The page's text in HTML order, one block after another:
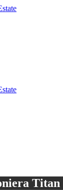
Titan